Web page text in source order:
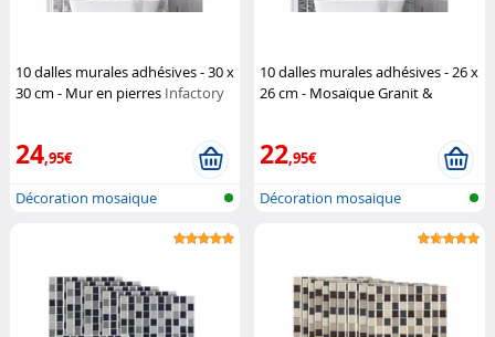
10 dalles murales adhésives - 30 x
30 cm - Mur en pierres Infactory
24,95€
Décoration mosaique
10 dalles murales adhésives - 26 x
26 cm - Mosaïque Granit &
22,95€
Décoration mosaique